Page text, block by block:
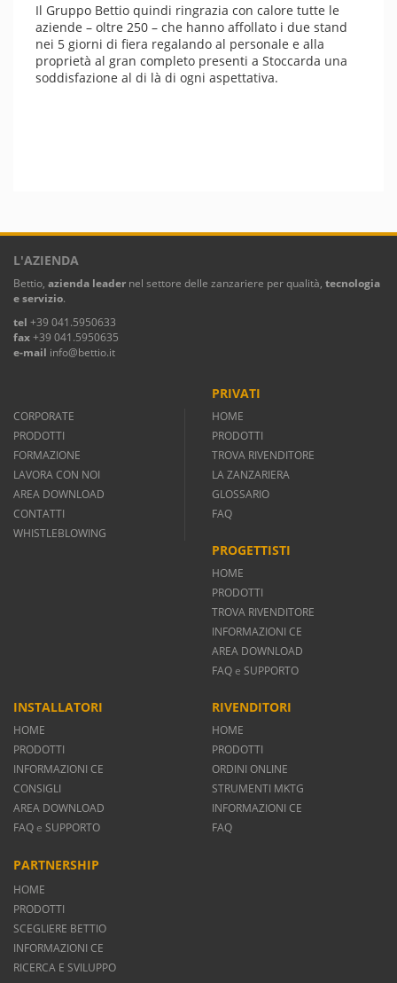
Il Gruppo Bettio quindi ringrazia con calore tutte le
aziende – oltre 250 – che hanno affollato i due stand
nei 5 giorni di fiera regalando al personale e alla
proprietà al gran completo presenti a Stoccarda una
soddisfazione al di là di ogni aspettativa.
L'AZIENDA
Bettio, azienda leader nel settore delle zanzariere per qualità, tecnologia
e servizio.
tel +39 041.5950633
fax+39 041.5950635
e-mail info@bettio.it
CORPORATE
PRODOTTI
FORMAZIONE
LAVORA CON NOI
AREA DOWNLOAD
CONTATTI
WHISTLEBLOWING
PRIVATI
HOME
PRODOTTI
TROVA RIVENDITORE
LA ZANZARIERA
GLOSSARIO
FAQ
PROGETTISTI
HOME
PRODOTTI
TROVA RIVENDITORE
INFORMAZIONI CE
AREA DOWNLOAD
FAQ e SUPPORTO
INSTALLATORI
HOME
PRODOTTI
INFORMAZIONI CE
CONSIGLI
AREA DOWNLOAD
FAQ e SUPPORTO
RIVENDITORI
HOME
PRODOTTI
ORDINI ONLINE
STRUMENTI MKTG
INFORMAZIONI CE
FAQ
PARTNERSHIP
HOME
PRODOTTI
SCEGLIERE BETTIO
INFORMAZIONI CE
RICERCA E SVILUPPO